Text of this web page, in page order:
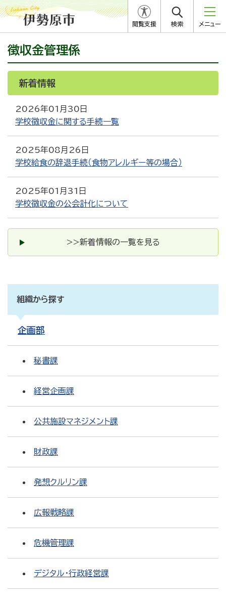
閲覧支援 検索 メニュー
徴収金管理係
新着情報
2026年01月30日
学校徴収金に関する手続一覧
2025年08月26日
学校給食の辞退手続（食物アレルギー等の場合）
2025年01月31日
学校徴収金の公会計化について
>>新着情報の一覧を見る
組織から探す
企画部
秘書課
経営企画課
公共施設マネジメント課
財政課
発想クルリン課
広報戦略課
危機管理課
デジタル・行政経営課